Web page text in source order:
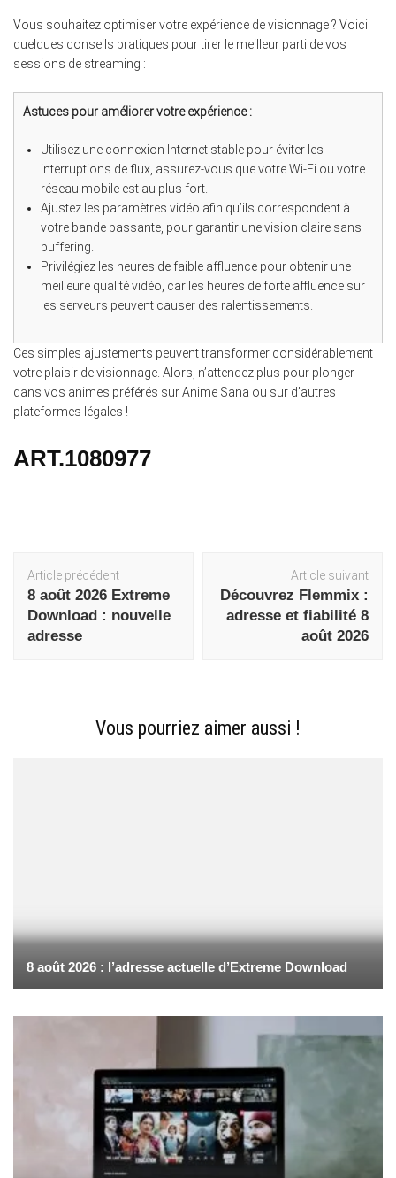
Vous souhaitez optimiser votre expérience de visionnage ? Voici
quelques conseils pratiques pour tirer le meilleur parti de vos
sessions de streaming :
Astuces pour améliorer votre expérience :
Utilisez une connexion Internet stable pour éviter les
interruptions de flux, assurez-vous que votre Wi-Fi ou votre
réseau mobile est au plus fort.
Ajustez les paramètres vidéo afin qu’ils correspondent à
votre bande passante, pour garantir une vision claire sans
buffering.
Privilégiez les heures de faible affluence pour obtenir une
meilleure qualité vidéo, car les heures de forte affluence sur
les serveurs peuvent causer des ralentissements.
Ces simples ajustements peuvent transformer considérablement
votre plaisir de visionnage. Alors, n’attendez plus pour plonger
dans vos animes préférés sur Anime Sana ou sur d’autres
plateformes légales !
ART.1080977
Navigation
d'article
Article précédent
8 août 2026 Extreme
Download : nouvelle
adresse
Article suivant
Découvrez Flemmix :
adresse et fiabilité 8
août 2026
Vous pourriez aimer aussi !
8 août 2026 : l’adresse actuelle d’Extreme Download